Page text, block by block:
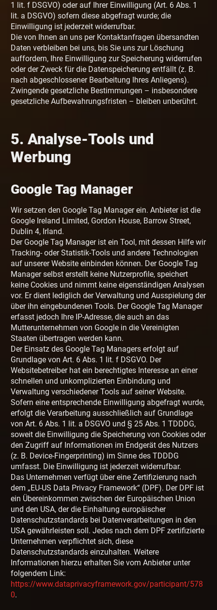
1 lit. f DSGVO) oder auf Ihrer Einwilligung (Art. 6 Abs. 1
lit. a DSGVO) sofern diese abgefragt wurde; die
Einwilligung ist jederzeit widerrufbar.
Die von Ihnen an uns per Kontaktanfragen übersandten
Daten verbleiben bei uns, bis Sie uns zur Löschung
auffordern, Ihre Einwilligung zur Speicherung widerrufen
oder der Zweck für die Datenspeicherung entfällt (z. B.
nach abgeschlossener Bearbeitung Ihres Anliegens).
Zwingende gesetzliche Bestimmungen – insbesondere
gesetzliche Aufbewahrungsfristen – bleiben unberührt.
5. Analyse-Tools und
Werbung
Google Tag Manager
Wir setzen den Google Tag Manager ein. Anbieter ist die
Google Ireland Limited, Gordon House, Barrow Street,
Dublin 4, Irland.
Der Google Tag Manager ist ein Tool, mit dessen Hilfe wir
Tracking- oder Statistik-Tools und andere Technologien
auf unserer Website einbinden können. Der Google Tag
Manager selbst erstellt keine Nutzerprofile, speichert
keine Cookies und nimmt keine eigenständigen Analysen
vor. Er dient lediglich der Verwaltung und Ausspielung der
über ihn eingebundenen Tools. Der Google Tag Manager
erfasst jedoch Ihre IP-Adresse, die auch an das
Mutterunternehmen von Google in die Vereinigten
Staaten übertragen werden kann.
Der Einsatz des Google Tag Managers erfolgt auf
Grundlage von Art. 6 Abs. 1 lit. f DSGVO. Der
Websitebetreiber hat ein berechtigtes Interesse an einer
schnellen und unkomplizierten Einbindung und
Verwaltung verschiedener Tools auf seiner Website.
Sofern eine entsprechende Einwilligung abgefragt wurde,
erfolgt die Verarbeitung ausschließlich auf Grundlage
von Art. 6 Abs. 1 lit. a DSGVO und § 25 Abs. 1 TDDDG,
soweit die Einwilligung die Speicherung von Cookies oder
den Zugriff auf Informationen im Endgerät des Nutzers
(z. B. Device-Fingerprinting) im Sinne des TDDDG
umfasst. Die Einwilligung ist jederzeit widerrufbar.
Das Unternehmen verfügt über eine Zertifizierung nach
dem „EU-US Data Privacy Framework“ (DPF). Der DPF ist
ein Übereinkommen zwischen der Europäischen Union
und den USA, der die Einhaltung europäischer
Datenschutzstandards bei Datenverarbeitungen in den
USA gewährleisten soll. Jedes nach dem DPF zertifizierte
Unternehmen verpflichtet sich, diese
Datenschutzstandards einzuhalten. Weitere
Informationen hierzu erhalten Sie vom Anbieter unter
folgendem Link:
https://www.dataprivacyframework.gov/participant/578
0.